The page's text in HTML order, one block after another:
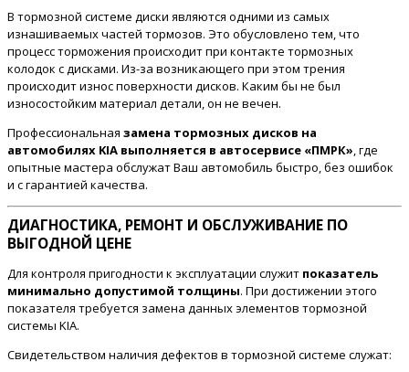
В тормозной системе диски являются одними из самых
изнашиваемых частей тормозов. Это обусловлено тем, что
процесс торможения происходит при контакте тормозных
колодок с дисками. Из-за возникающего при этом трения
происходит износ поверхности дисков. Каким бы не был
износостойким материал детали, он не вечен.
Профессиональная замена тормозных дисков на
автомобилях KIA выполняется в автосервисе «ПМРК», где
опытные мастера обслужат Ваш автомобиль быстро, без ошибок
и с гарантией качества.
ДИАГНОСТИКА, РЕМОНТ И ОБСЛУЖИВАНИЕ ПО
ВЫГОДНОЙ ЦЕНЕ
Для контроля пригодности к эксплуатации служит показатель
минимально допустимой толщины. При достижении этого
показателя требуется замена данных элементов тормозной
системы KIA.
Свидетельством наличия дефектов в тормозной системе служат: